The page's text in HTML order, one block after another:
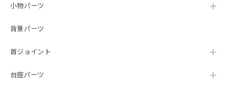
小物パーツ
背景パーツ
首ジョイント
台座パーツ